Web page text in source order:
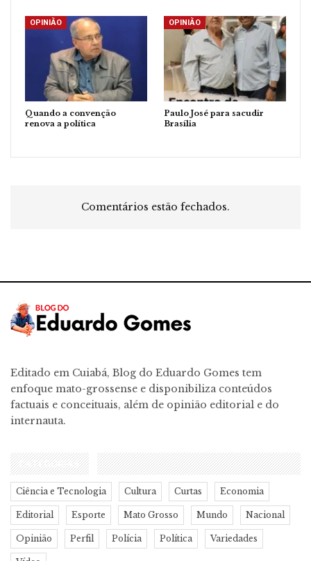
OPINIÃO
Quando a convenção
renova a política
OPINIÃO
Paulo José para sacudir
Brasília
Comentários estão fechados.
Editado em Cuiabá, Blog do Eduardo Gomes tem
enfoque mato-grossense e disponibiliza conteúdos
factuais e conceituais, além de opinião editorial e do
internauta.
CATEGORIAS
Ciência e Tecnologia Cultura Curtas Economia
Editorial Esporte Mato Grosso Mundo Nacional
Opinião Perfil Polícia Política Variedades